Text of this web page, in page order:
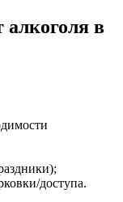
в
доступа.